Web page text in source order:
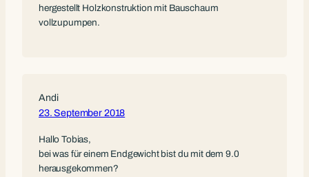
hergestellt Holzkonstruktion mit Bauschaum
vollzupumpen.
Andi
23. September 2018
Hallo Tobias,
bei was für einem Endgewicht bist du mit dem 9.0
herausgekommen?